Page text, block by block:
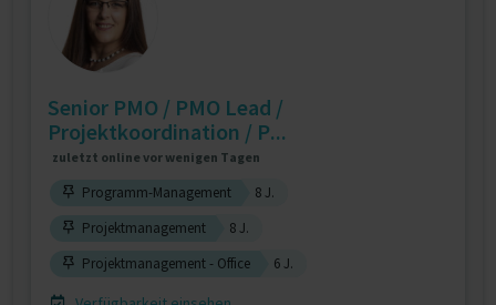
Senior PMO / PMO Lead /
Projektkoordination / P...
zuletzt online vor wenigen Tagen
Programm-Management
8 J.
Projektmanagement
8 J.
Projektmanagement - Office
6 J.